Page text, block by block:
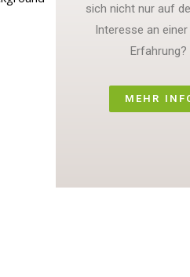
sich nicht nur auf
Interesse an einer
Erfahrung?
MEHR